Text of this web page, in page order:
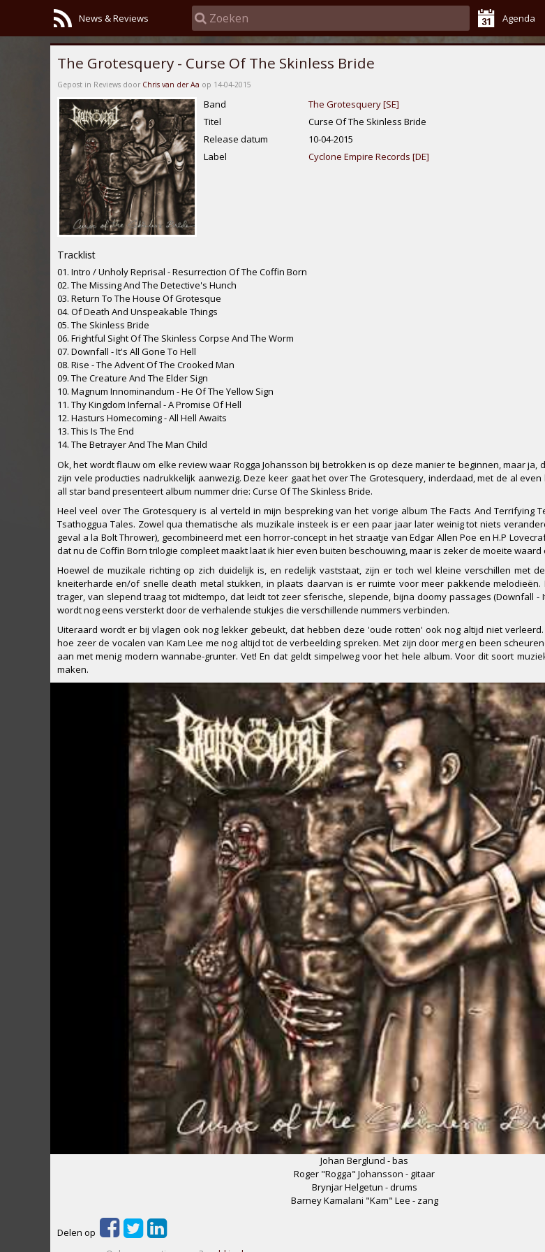
News & Reviews Agenda
The Grotesquery - Curse Of The Skinless Bride
Gepost in Reviews door Chris van der Aa op 14-04-2015
Band
The Grotesquery [SE]
Titel
Curse Of The Skinless Bride
Release datum
10-04-2015
Label
Cyclone Empire Records [DE]
Tracklist
01. Intro / Unholy Reprisal - Resurrection Of The Coffin Born
02. The Missing And The Detective's Hunch
03. Return To The House Of Grotesque
04. Of Death And Unspeakable Things
05. The Skinless Bride
06. Frightful Sight Of The Skinless Corpse And The Worm
07. Downfall - It's All Gone To Hell
08. Rise - The Advent Of The Crooked Man
09. The Creature And The Elder Sign
10. Magnum Innominandum - He Of The Yellow Sign
11. Thy Kingdom Infernal - A Promise Of Hell
12. Hasturs Homecoming - All Hell Awaits
13. This Is The End
14. The Betrayer And The Man Child
Ok, het wordt flauw om elke review waar Rogga Johansson bij betrokken is op deze manier te beginnen, maar ja,
zijn vele producties nadrukkelijk aanwezig. Deze keer gaat het over The Grotesquery, inderdaad, met de al even
all star band presenteert album nummer drie: Curse Of The Skinless Bride.
Heel veel over The Grotesquery is al verteld in mijn bespreking van het vorige album The Facts And Terrifying
Tsathoggua Tales. Zowel qua thematische als muzikale insteek is er een paar jaar later weinig tot niets
geval a la Bolt Thrower), gecombineerd met een horror-concept in het straatje van Edgar Allen Poe en H.P
dat nu de Coffin Born trilogie compleet maakt laat ik hier even buiten beschouwing, maar is zeker de moeite waard
Hoewel de muzikale richting op zich duidelijk is, en redelijk vaststaat, zijn er toch wel kleine verschillen met
kneiterharde en/of snelle death metal stukken, in plaats daarvan is er ruimte voor meer pakkende melodieën.
trager, van slepend traag tot midtempo, dat leidt tot zeer sferische, slepende, bijna doomy passages (Downfall -
wordt nog eens versterkt door de verhalende stukjes die verschillende nummers verbinden.
Uiteraard wordt er bij vlagen ook nog lekker gebeukt, dat hebben deze 'oude rotten' ook nog altijd niet
hoe zeer de vocalen van Kam Lee me nog altijd tot de verbeelding spreken. Met zijn door merg en been
aan met menig modern wannabe-grunter. Vet! En dat geldt simpelweg voor het hele album. Voor dit soort
maken.
Johan Berglund - bas
Roger "Rogga" Johansson - gitaar
Brynjar Helgetun - drums
Barney Kamalani "Kam" Lee - zang
Delen op